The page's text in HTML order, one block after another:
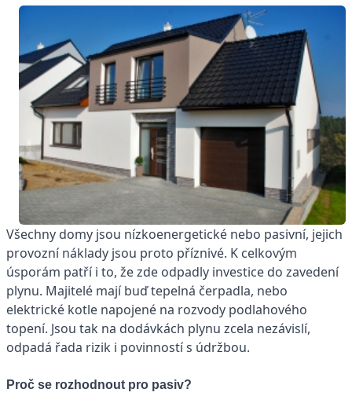
Všechny domy jsou nízkoenergetické nebo pasivní, jejich
provozní náklady jsou proto příznivé. K celkovým
úsporám patří i to, že zde odpadly investice do zavedení
plynu. Majitelé mají buď tepelná čerpadla, nebo
elektrické kotle napojené na rozvody podlahového
topení. Jsou tak na dodávkách plynu zcela nezávislí,
odpadá řada rizik i povinností s údržbou.
Proč se rozhodnout pro pasiv?